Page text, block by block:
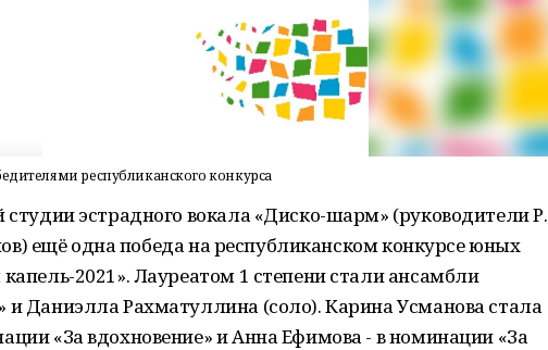
республиканского конкурса
студии эстрадного вокала «Диско-шарм» (руководители Р.
ещё одна победа на республиканском конкурсе юных
2021». Лауреатом 1 степени стали ансамбли
Даниэлла Рахматуллина (соло). Карина Усманова стала
«За вдохновение» и Анна Ефимова - в номинации «За